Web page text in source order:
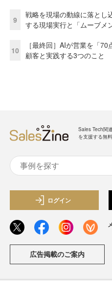
9
戦略を現場の動線に落とし
する現場実行と「ムーブメ
10
［最終回］AIが営業を「
顧客と実践する3つのこと
Sales Tech関
を支援する無
ログイン
広告掲載のご案内